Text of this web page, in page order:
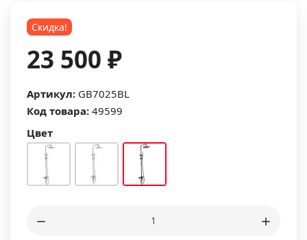
Скидка!
23 500 ₽
Артикул: GB7025BL
Код товара: 49599
Цвет